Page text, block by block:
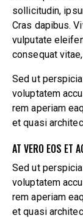
sollicitudin,
Cras dapibus.
vulputate
consequat
Sed ut
voluptatem
rem aperiam
et quasi
AT VERO EOS ET
Sed ut
voluptatem
rem aperiam
et quasi